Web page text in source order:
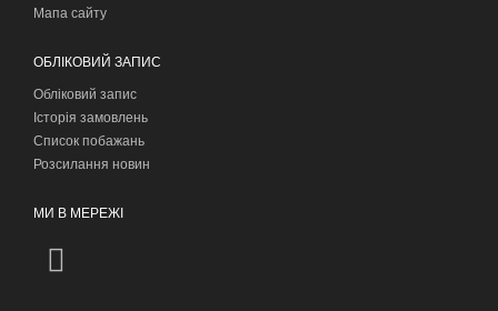
Мапа сайту
ОБЛІКОВИЙ ЗАПИС
Обліковий запис
Історія замовлень
Список побажань
Розсилання новин
МИ В МЕРЕЖІ